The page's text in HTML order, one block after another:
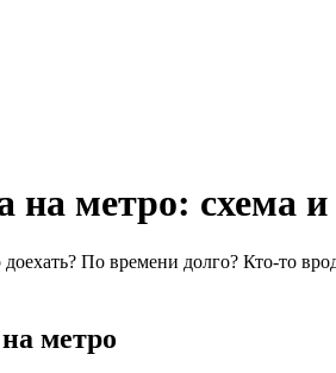
на метро: схема
По времени долго? Кто-то
метро